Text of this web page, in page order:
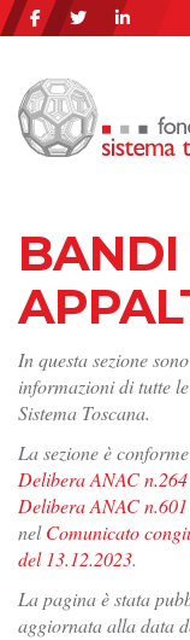
BANDI
In questa sezione
informazioni di tutte
Sistema Toscana.
La sezione è
Delibera ANAC
Delibera ANAC
nelComunicato
del 13.12.2023.
La pagina è stata
aggiornata alla data